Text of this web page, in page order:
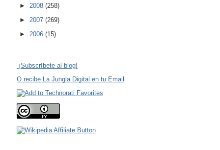
► 2008 (258)
► 2007 (269)
► 2006 (15)
¡Subscríbete al blog!
O recibe La Jungla Digital en tu Email